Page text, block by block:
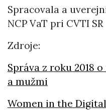
Spracovala a
NCP VaT pri CVTI SR
Zdroje:
Správa z roku 2018
a mužmi
Women in the